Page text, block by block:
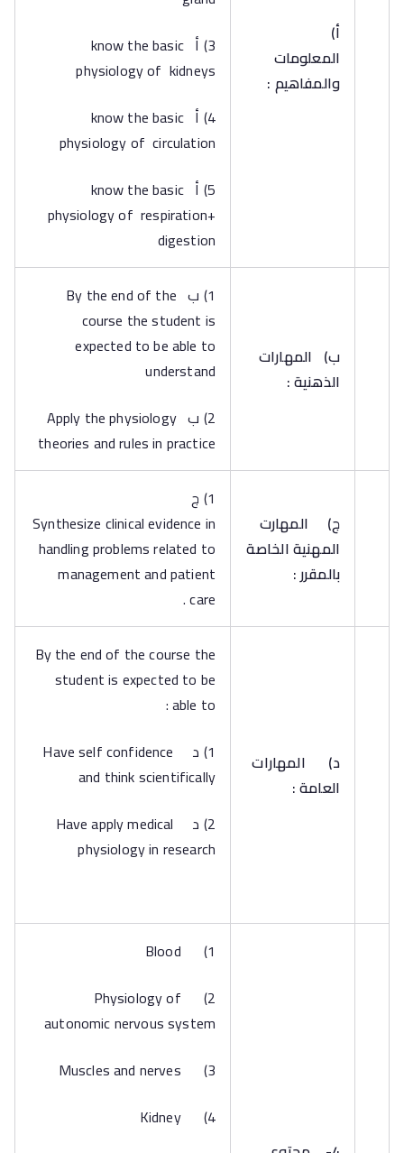
‌أ)
المعلومات
والمفاهيم :
3) أ know the basic
physiology of kidneys
4) أ know the basic
physiology of circulation
5) أ know the basic
physiology of respiration+
digestion
‌ب) المهارات
الذهنية :
1) ب By the end of the
course the student is
expected to be able to
understand
2) ب Apply the physiology
theories and rules in practice
‌ج)
المهارت
المهنية الخاصة
بالمقرر :
1) ج
Synthesize clinical evidence in
handling problems related to
management and patient
care .
‌د) المهارات
العامة :
By the end of the course the
student is expected to be
able to :
1) د Have self confidence
and think scientifically
2) د Have apply medical
physiology in research
1) Blood
2) Physiology of
autonomic nervous system
3) Muscles and nerves
4) Kidney